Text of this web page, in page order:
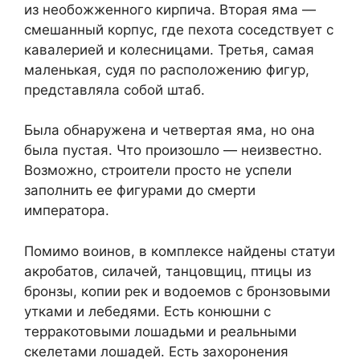
из необожженного кирпича. Вторая яма —
смешанный корпус, где пехота соседствует с
кавалерией и колесницами. Третья, самая
маленькая, судя по расположению фигур,
представляла собой штаб.
Была обнаружена и четвертая яма, но она
была пустая. Что произошло — неизвестно.
Возможно, строители просто не успели
заполнить ее фигурами до смерти
императора.
Помимо воинов, в комплексе найдены статуи
акробатов, силачей, танцовщиц, птицы из
бронзы, копии рек и водоемов с бронзовыми
утками и лебедями. Есть конюшни с
терракотовыми лошадьми и реальными
скелетами лошадей. Есть захоронения